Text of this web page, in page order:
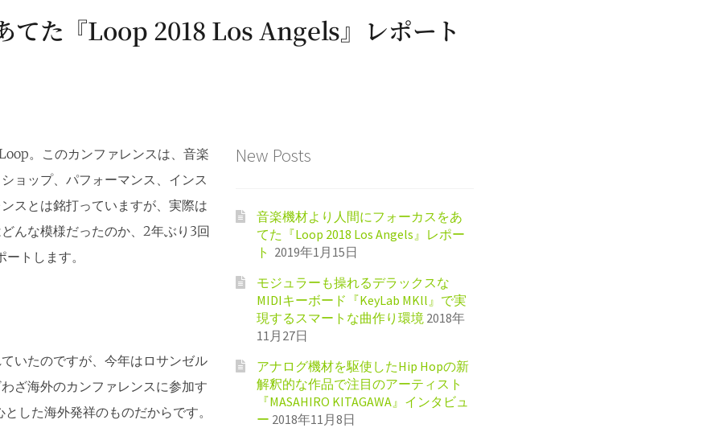
てた『Loop 2018 Los Angels』レポート
。このカンファレンスは、音楽
ョップ、パフォーマンス、インス
スとは銘打っていますが、実際は
んな模様だったのか、2年ぶり3回
トします。
いたのですが、今年はロサンゼル
ざ海外のカンファレンスに参加す
した海外発祥のものだからです。
New Posts
音楽機材より人間にフォーカスをあ
てた『Loop 2018 Los Angels』レポー
ト 2019年1月15日
モジュラーも操れるデラックスな
MIDIキーボード『KeyLab MKll』で実
現するスマートな曲作り環境 2018年
11月27日
アナログ機材を駆使したHip Hopの新
解釈的な作品で注目のアーティスト
『MASAHIRO KITAGAWA』インタビュ
ー 2018年11月8日